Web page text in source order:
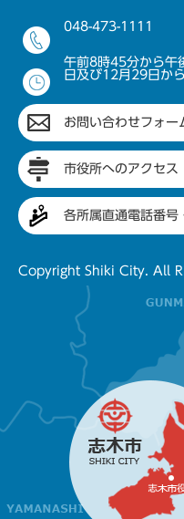
048-473-1111
午前8時45分から午
日及び12月29日か
お問い合わせフォー
市役所へのアクセス
各所属直通電話番号
Copyright Shiki City. All